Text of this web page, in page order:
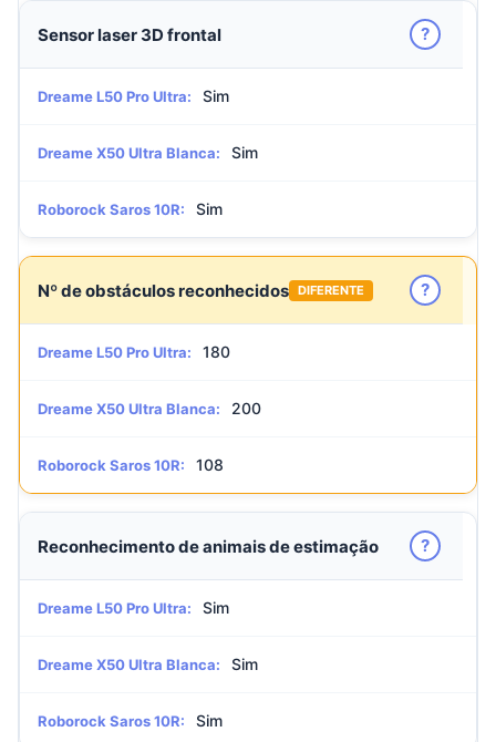
Sensor laser 3D frontal ?
Dreame L50 Pro Ultra: Sim
Dreame X50 Ultra Blanca: Sim
Roborock Saros 10R: Sim
Nº de obstáculos reconhecidos DIFERENTE ?
Dreame L50 Pro Ultra: 180
Dreame X50 Ultra Blanca: 200
Roborock Saros 10R: 108
Reconhecimento de animais de estimação ?
Dreame L50 Pro Ultra: Sim
Dreame X50 Ultra Blanca: Sim
Roborock Saros 10R: Sim